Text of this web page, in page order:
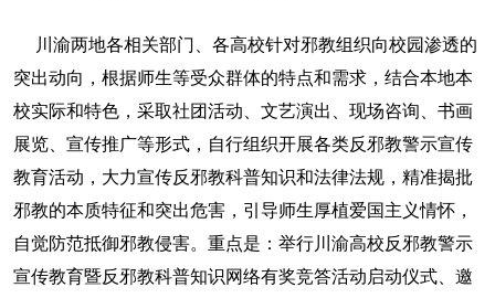
川渝两地各相关部门、各高校针对邪教组织向校园渗透的
突出动向，根据师生等受众群体的特点和需求，结合本地本
校实际和特色，采取社团活动、文艺演出、现场咨询、书画
展览、宣传推广等形式，自行组织开展各类反邪教警示宣传
教育活动，大力宣传反邪教科普知识和法律法规，精准揭批
邪教的本质特征和突出危害，引导师生厚植爱国主义情怀，
自觉防范抵御邪教侵害。重点是：举行川渝高校反邪教警示
宣传教育暨反邪教科普知识网络有奖竞答活动启动仪式、邀